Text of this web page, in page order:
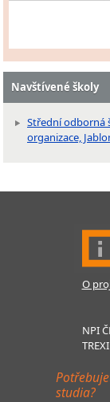
Navštívené školy
Střední odborná
organizace,
O
NPI
studia?